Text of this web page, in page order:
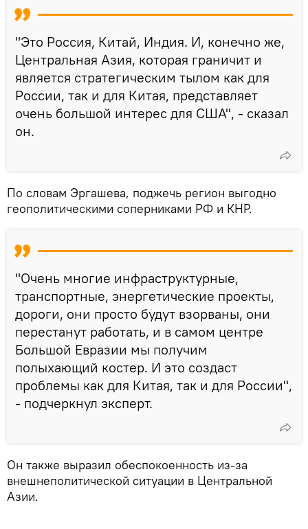
"Это Россия, Китай, Индия. И, конечно же,
Центральная Азия, которая граничит и
является стратегическим тылом как для
России, так и для Китая, представляет
очень большой интерес для США", - сказал
он.
По словам Эргашева, поджечь регион выгодно
геополитическими соперниками РФ и КНР.
"Очень многие инфраструктурные,
транспортные, энергетические проекты,
дороги, они просто будут взорваны, они
перестанут работать, и в самом центре
Большой Евразии мы получим
полыхающий костер. И это создаст
проблемы как для Китая, так и для России",
- подчеркнул эксперт.
Он также выразил обеспокоенность из-за
внешнеполитической ситуации в Центральной
Азии.